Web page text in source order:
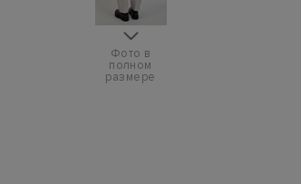
Фото в
полном
размере